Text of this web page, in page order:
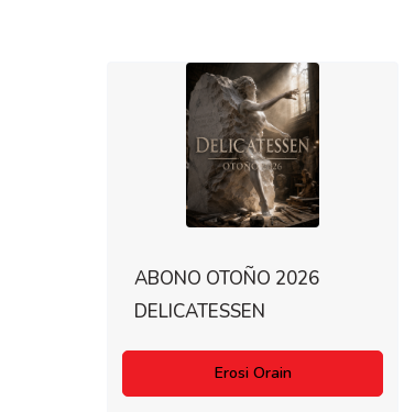
ABONO OTOÑO 2026
DELICATESSEN
Erosi Orain